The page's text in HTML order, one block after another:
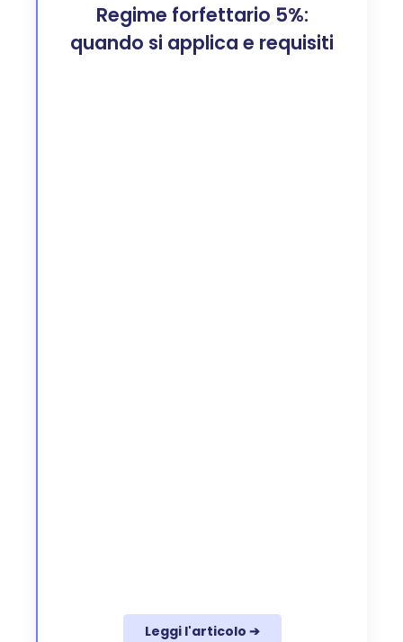
Regime forfettario 5%:
quando si applica e requisiti
Leggi l'articolo ➔